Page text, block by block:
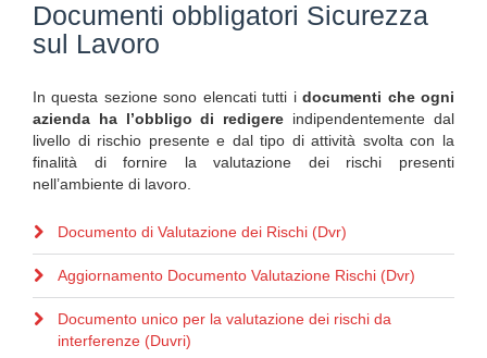
Documenti obbligatori Sicurezza
sul Lavoro
In questa sezione sono elencati tutti idocumenti che ogni
azienda ha l’obbligo di redigere indipendentemente dal
livello di rischio presente e dal tipo di attività svolta con la
finalità di fornire la valutazione dei rischi presenti
nell’ambiente di lavoro.
Documento di Valutazione dei Rischi (Dvr)
Aggiornamento Documento Valutazione Rischi (Dvr)
Documento unico per la valutazione dei rischi da
interferenze (Duvri)